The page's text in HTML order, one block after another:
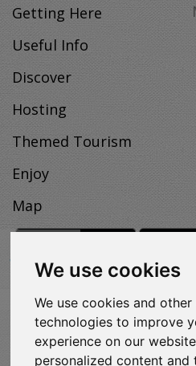
We use cookies
We use cookies and
technologies to improve
experience on our
personalized content and
Getting Here
Useful Info
Discover
Hosting
Themed Tourism
Enjoy
Map
VISITLOUTRAKI.COM
2011 - 2024
| Loutraki Tourism
Reserved.